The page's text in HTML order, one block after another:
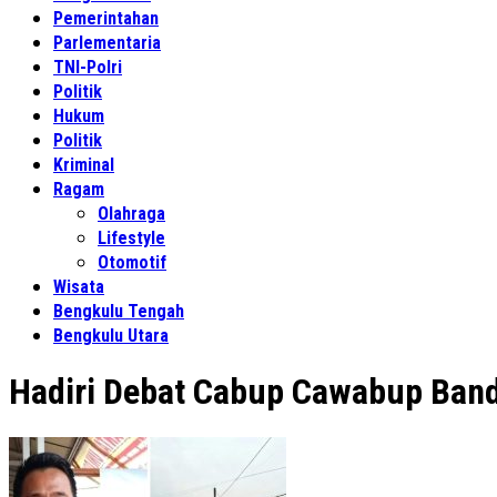
Pemerintahan
Parlementaria
TNI-Polri
Politik
Hukum
Politik
Kriminal
Ragam
Olahraga
Lifestyle
Otomotif
Wisata
Bengkulu Tengah
Bengkulu Utara
Hadiri Debat Cabup Cawabup